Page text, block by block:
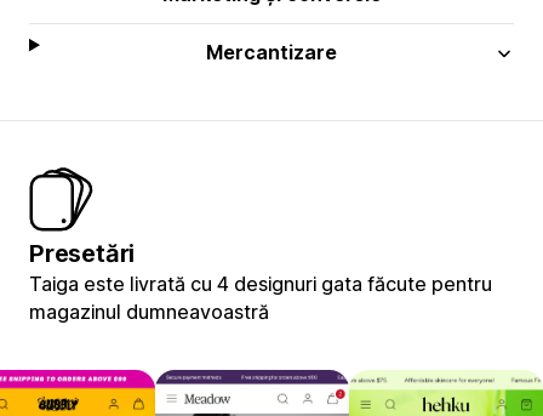
Mercantizare
Presetări
Taiga este livrată cu 4 designuri gata făcute pentru
magazinul dumneavoastră